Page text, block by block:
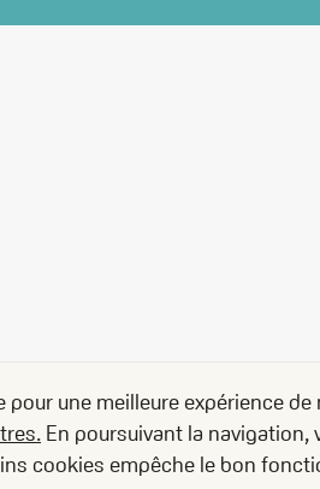
une meilleure expérience de
En poursuivant la navigation,
cookies empêche le bon